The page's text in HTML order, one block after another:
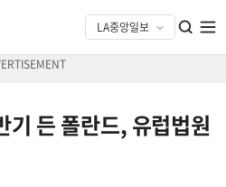
든 폴란드, 유럽법원